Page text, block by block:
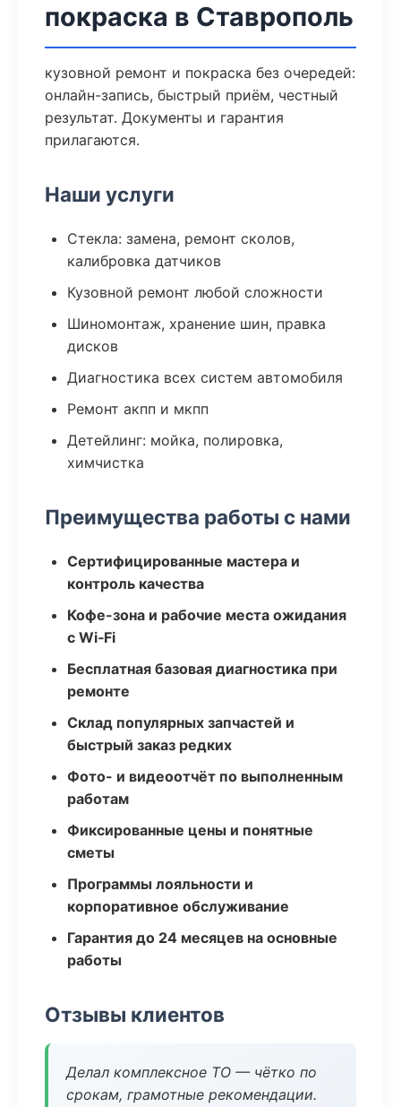
покраска в Ставрополь
кузовной ремонт и покраска без очередей:
онлайн-запись, быстрый приём, честный
результат. Документы и гарантия
прилагаются.
Наши услуги
Стекла: замена, ремонт сколов,
калибровка датчиков
Кузовной ремонт любой сложности
Шиномонтаж, хранение шин, правка
дисков
Диагностика всех систем автомобиля
Ремонт акпп и мкпп
Детейлинг: мойка, полировка,
химчистка
Преимущества работы с нами
Сертифицированные мастера и
контроль качества
Кофе-зона и рабочие места ожидания
с Wi‑Fi
Бесплатная базовая диагностика при
ремонте
Склад популярных запчастей и
быстрый заказ редких
Фото- и видеоотчёт по выполненным
работам
Фиксированные цены и понятные
сметы
Программы лояльности и
корпоративное обслуживание
Гарантия до 24 месяцев на основные
работы
Отзывы клиентов
Делал комплексное ТО — чётко по
срокам, грамотные рекомендации.